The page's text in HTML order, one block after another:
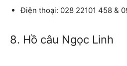
Điện thoại: 028 22101 458 &
8. Hồ câu Ngọc Linh